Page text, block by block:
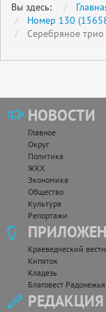
Вы здесь:
Номер 130
Серебряное трио
НОВОСТИ
Главное
Округ
Политика
ЖКХ
Экономика
Общество
Культура
Репортажи
Краеведческий
Кипяток
Кладезь
Благовест Радонежья
РЕДАКЦИЯ